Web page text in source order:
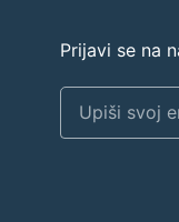
Prijavi se na